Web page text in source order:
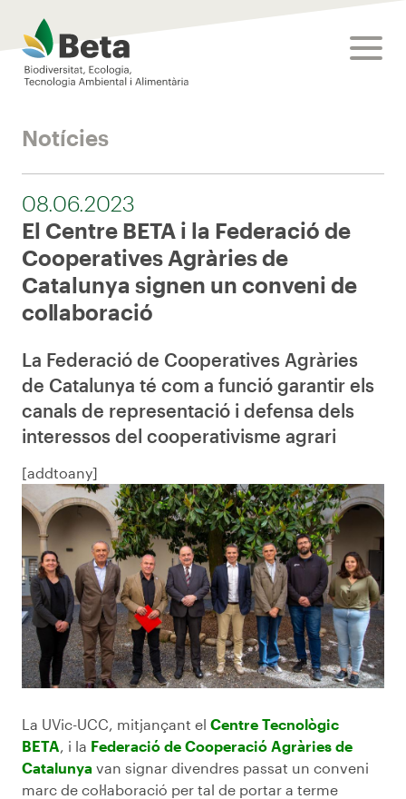
Beta Tech Center
Notícies
08.06.2023
El Centre BETA i la Federació de
Cooperatives Agràries de
Catalunya signen un conveni de
col·laboració
La Federació de Cooperatives Agràries
de Catalunya té com a funció garantir els
canals de representació i defensa dels
interessos del cooperativisme agrari
[addtoany]
La UVic-UCC, mitjançant el Centre Tecnològic
BETA , i la Federació de Cooperació Agràries de
Catalunya van signar divendres passat un conveni
marc de col·laboració per tal de portar a terme